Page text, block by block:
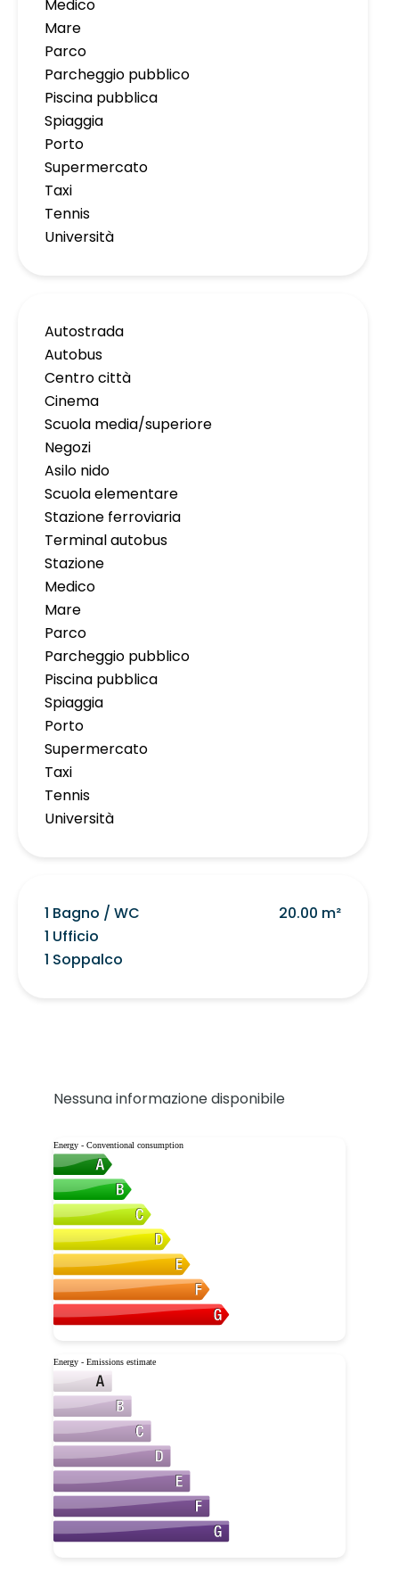
Medico
Mare
Parco
Parcheggio pubblico
Piscina pubblica
Spiaggia
Porto
Supermercato
Taxi
Tennis
Università
Autostrada
Autobus
Centro città
Cinema
Scuola media/superiore
Negozi
Asilo nido
Scuola elementare
Stazione ferroviaria
Terminal autobus
Stazione
Medico
Mare
Parco
Parcheggio pubblico
Piscina pubblica
Spiaggia
Porto
Supermercato
Taxi
Tennis
Università
1 Bagno / WC
20.00 m²
1 Ufficio
1 Soppalco
Nessuna informazione disponibile